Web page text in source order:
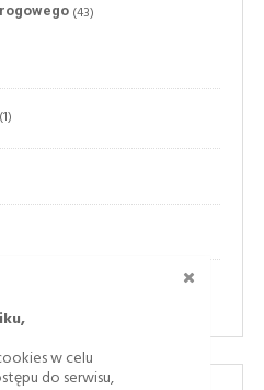
w celu
do serwisu,
(43)
(1)